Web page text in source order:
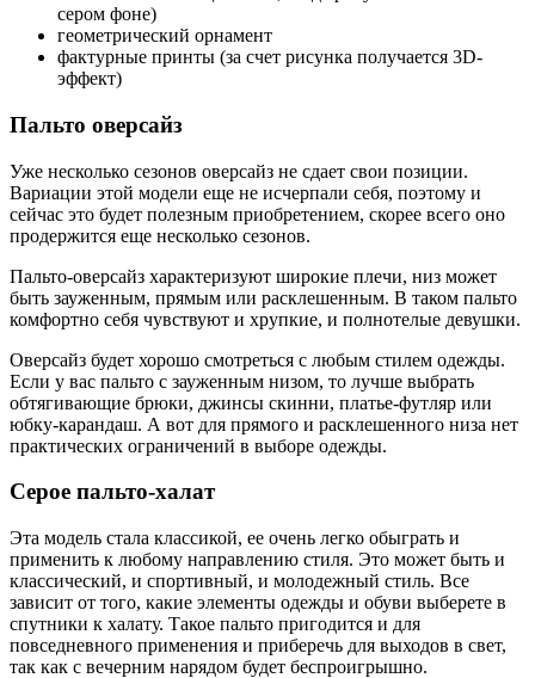
сером фоне)
геометрический орнамент
фактурные принты (за счет рисунка получается 3D-
эффект)
Пальто оверсайз
Уже несколько сезонов оверсайз не сдает свои позиции.
Вариации этой модели еще не исчерпали себя, поэтому и
сейчас это будет полезным приобретением, скорее всего оно
продержится еще несколько сезонов.
Пальто-оверсайз характеризуют широкие плечи, низ может
быть зауженным, прямым или расклешенным. В таком пальто
комфортно себя чувствуют и хрупкие, и полнотелые девушки.
Оверсайз будет хорошо смотреться с любым стилем одежды.
Если у вас пальто с зауженным низом, то лучше выбрать
обтягивающие брюки, джинсы скинни, платье-футляр или
юбку-карандаш. А вот для прямого и расклешенного низа нет
практических ограничений в выборе одежды.
Серое пальто-халат
Эта модель стала классикой, ее очень легко обыграть и
применить к любому направлению стиля. Это может быть и
классический, и спортивный, и молодежный стиль. Все
зависит от того, какие элементы одежды и обуви выберете в
спутники к халату. Такое пальто пригодится и для
повседневного применения и приберечь для выходов в свет,
так как с вечерним нарядом будет беспроигрышно.